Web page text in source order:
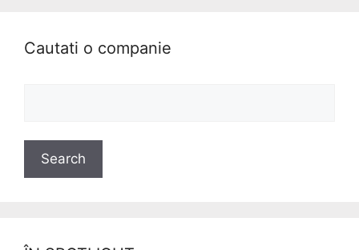
Cautati o companie